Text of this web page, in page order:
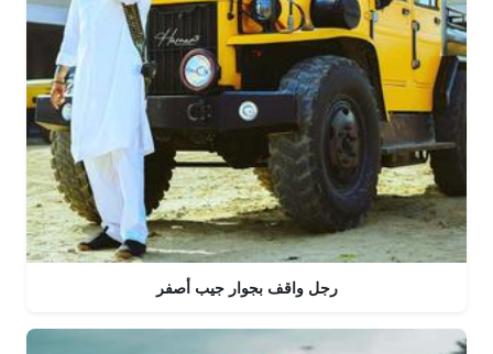
رجل واقف بجوار جيب أصفر